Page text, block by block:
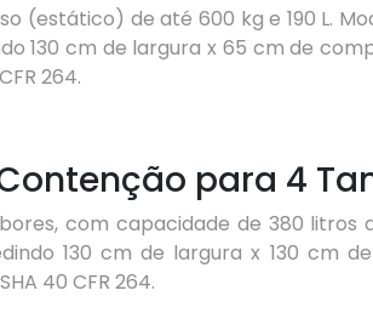
(estático) de até 600 kg e 190 L.
130 cm de largura x 65 cm de
264.
para 4
com capacidade de 380 litros
130 cm de largura x 130 cm
40 CFR 264.